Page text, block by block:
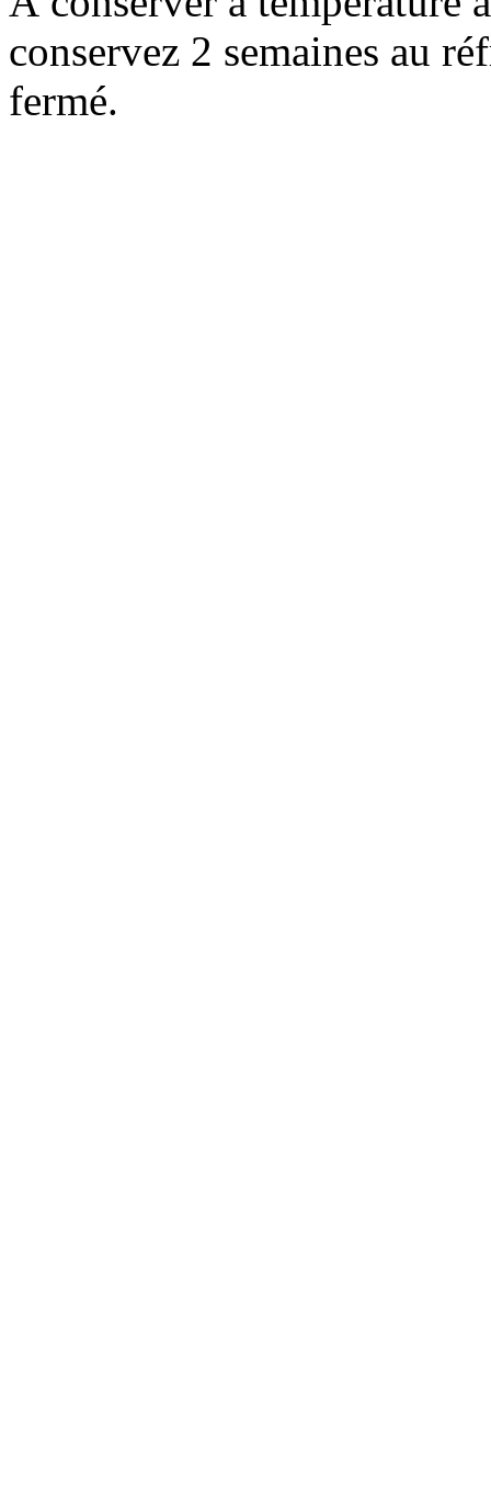
conservez 2 semaines au
fermé.